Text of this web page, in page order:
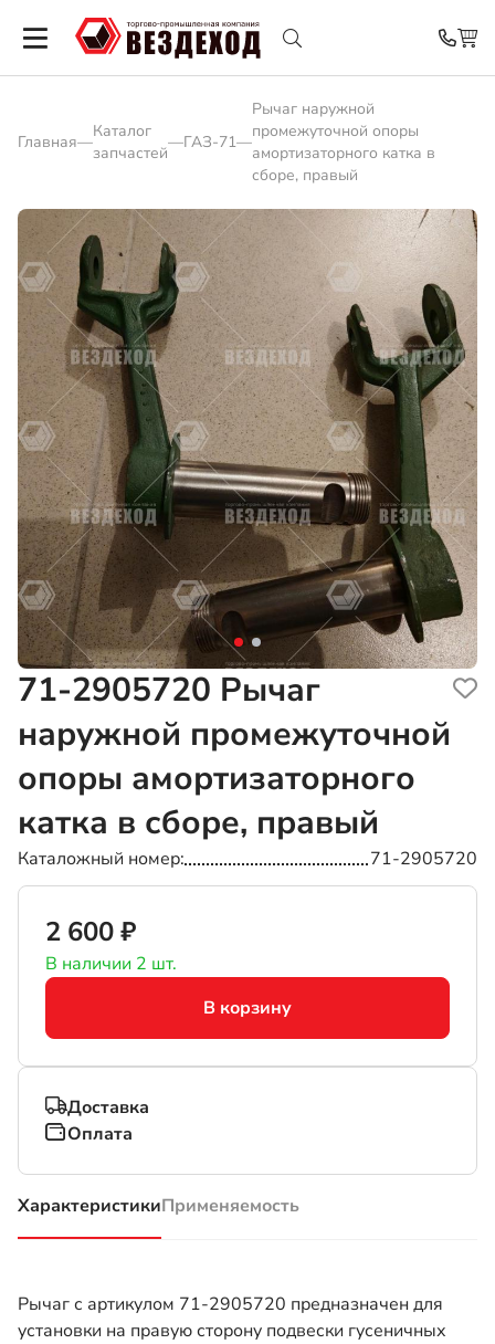
Главная—
Каталог
запчастей
—ГАЗ-71—
Рычаг наружной
промежуточной опоры
амортизаторного катка в
сборе, правый
71-2905720 Рычаг
наружной промежуточной
опоры амортизаторного
катка в сборе, правый
Каталожный номер 71-2905720
2 600 ₽
В наличии 2 шт.
В корзину
Доставка
Оплата
Характеристики
(активная вкладка)
Применяемость
Рычаг с артикулом 71-2905720 предназначен для
установки на правую сторону подвески гусеничных